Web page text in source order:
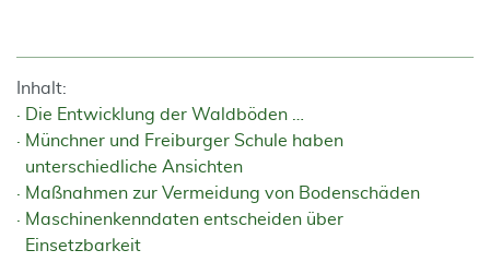
Inhalt:
Die Entwicklung der Waldböden …
Münchner und Freiburger Schule haben
unterschiedliche Ansichten
Maßnahmen zur Vermeidung von Bodenschäden
Maschinenkenndaten entscheiden über
Einsetzbarkeit